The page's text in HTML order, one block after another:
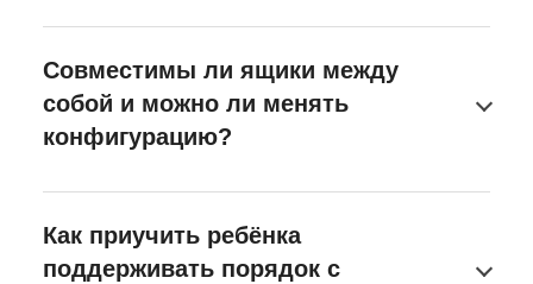
Совместимы ли ящики между
собой и можно ли менять
конфигурацию?
Как приучить ребёнка
поддерживать порядок с